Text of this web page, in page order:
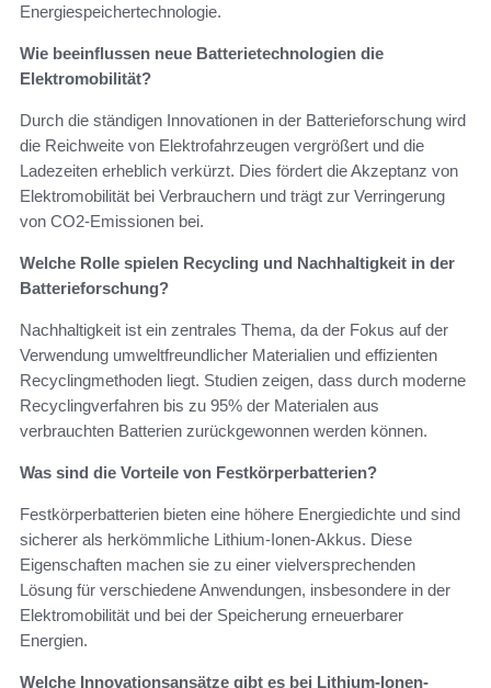
Energiespeichertechnologie.
Wie beeinflussen neue Batterietechnologien die
Elektromobilität?
Durch die ständigen Innovationen in der Batterieforschung wird
die Reichweite von Elektrofahrzeugen vergrößert und die
Ladezeiten erheblich verkürzt. Dies fördert die Akzeptanz von
Elektromobilität bei Verbrauchern und trägt zur Verringerung
von CO2-Emissionen bei.
Welche Rolle spielen Recycling und Nachhaltigkeit in der
Batterieforschung?
Nachhaltigkeit ist ein zentrales Thema, da der Fokus auf der
Verwendung umweltfreundlicher Materialien und effizienten
Recyclingmethoden liegt. Studien zeigen, dass durch moderne
Recyclingverfahren bis zu 95% der Materialen aus
verbrauchten Batterien zurückgewonnen werden können.
Was sind die Vorteile von Festkörperbatterien?
Festkörperbatterien bieten eine höhere Energiedichte und sind
sicherer als herkömmliche Lithium-Ionen-Akkus. Diese
Eigenschaften machen sie zu einer vielversprechenden
Lösung für verschiedene Anwendungen, insbesondere in der
Elektromobilität und bei der Speicherung erneuerbarer
Energien.
Welche Innovationsansätze gibt es bei Lithium-Ionen-